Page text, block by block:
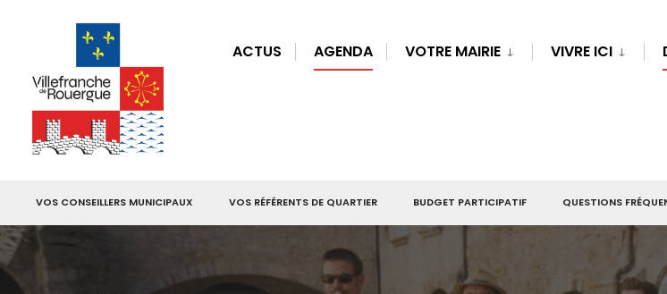
ACTUS AGENDA VOTRE MAIRIE VIVRE ICI
VOS CONSEILLERS MUNICIPAUX VOS RÉFÉRENTS DE QUARTIER BUDGET PARTICIPATIF QUESTIONS